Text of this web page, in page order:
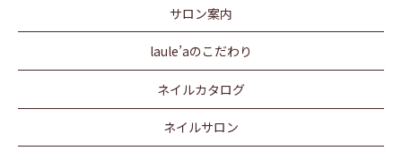
サロン案内
laule’aのこだわり
ネイルカタログ
ネイルサロン